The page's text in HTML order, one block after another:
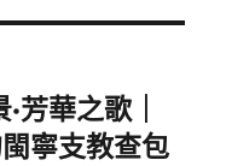
芳華之歌｜
寧支教查包